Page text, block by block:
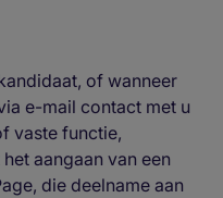
of wanneer
e-mail contact met u
vaste functie,
aangaan van een
die deelname aan